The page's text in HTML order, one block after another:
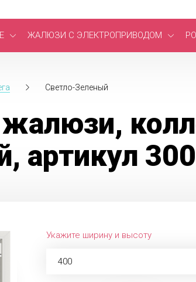
ЖАЛЮЗИ С ЭЛЕКТРОПРИВОДОМ
Светло-Зеленый
артикул
Укажите ширину и высоту